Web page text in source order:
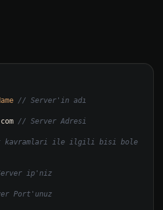
// Server'in adı
// Server Adresi
kavramlari ile ilgili bisi bole
ip'niz
Port'unuz